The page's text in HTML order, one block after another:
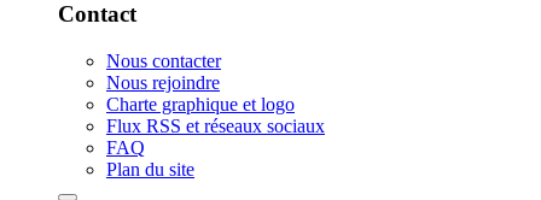
Contact
Nous contacter
Nous rejoindre
Charte graphique et logo
Flux RSS et réseaux sociaux
FAQ
Plan du site